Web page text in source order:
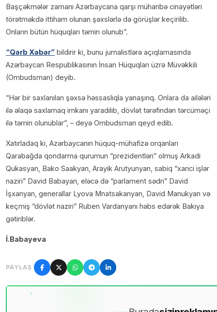
Başçəkmələr zamanı Azərbaycana qarşı müharibə cinayətləri
törətməkdə ittiham olunan şəxslərlə də görüşlər keçirilib.
Onların bütün hüquqları təmin olunub”.
“Qərb Xəbər” bildirir ki, bunu jurnalistlərə açıqlamasında
Azərbaycan Respublikasının İnsan Hüquqları üzrə Müvəkkili
(Ombudsman) deyib.
“Hər bir saxlanılan şəxsə həssaslıqla yanaşırıq. Onlara da ailələri
ilə əlaqə saxlamaq imkanı yaradılıb, dövlət tərəfindən tərcüməçi
ilə təmin olunublar”, – deyə Ombudsman qeyd edib.
Xatırladaq ki, Azərbaycanın hüquq-mühafizə orqanları
Qarabağda qondarma qurumun “prezidentləri” olmuş Arkadi
Qukasyan, Bako Saakyan, Arayik Arutyunyan, sabiq “xarici işlər
naziri” David Babayan, eləcə də “parlament sədri” David
İşxanyan, generallar Lyova Mnatsakanyan, David Manukyan və
keçmiş “dövlət naziri” Ruben Vardanyanı həbs edərək Bakıya
gətiriblər.
İ.Babayeva
PAYLAŞ